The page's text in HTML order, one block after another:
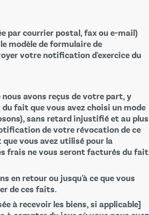
par courrier postal, fax ou e-mail)
modèle de formulaire de
votre notification d'exercice du
avons reçus de votre part, y
fait que vous avez choisi un mode
sans retard injustifié et au plus
de votre révocation de ce
vous avez utilisé pour la
frais ne vous seront facturés du fait
en retour ou jusqu'à ce que vous
de ces faits.
à recevoir les biens, si applicable]